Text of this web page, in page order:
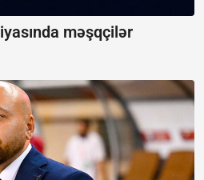
məşqçilər